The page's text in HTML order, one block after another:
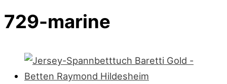
729-marine